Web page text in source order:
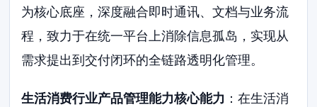
为核心底座，深度融合即时通讯、文档与业务流
程，致力于在统一平台上消除信息孤岛，实现从
需求提出到交付闭环的全链路透明化管理。
生活消费行业产品管理能力核心能力 ：在生活消